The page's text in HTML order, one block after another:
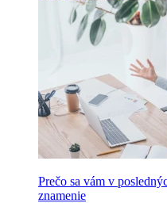
Prečo sa vám v
znamenie